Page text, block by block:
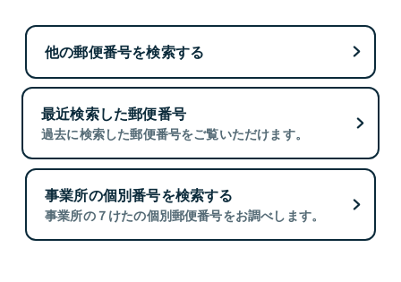
他の郵便番号を検索する
最近検索した郵便番号
過去に検索した郵便番号をご覧いただけます。
事業所の個別番号を検索する
事業所の７けたの個別郵便番号をお調べします。